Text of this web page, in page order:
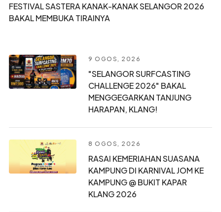
FESTIVAL SASTERA KANAK-KANAK SELANGOR 2026
BAKAL MEMBUKA TIRAINYA
9 OGOS, 2026
"SELANGOR SURFCASTING
CHALLENGE 2026" BAKAL
MENGGEGARKAN TANJUNG
HARAPAN, KLANG!
8 OGOS, 2026
RASAI KEMERIAHAN SUASANA
KAMPUNG DI KARNIVAL JOM KE
KAMPUNG @ BUKIT KAPAR
KLANG 2026